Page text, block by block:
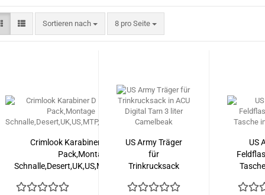
Sortieren nach
Sortieren nach 8 pro Seite
pro Seite
Crimlook Karabiner D Ring 2er
Pack,Montage
Schnalle,Desert,UK,US,MTP,Afganistan
US Army Träger
für
Trinkrucksack
Tarn 3 liter
US